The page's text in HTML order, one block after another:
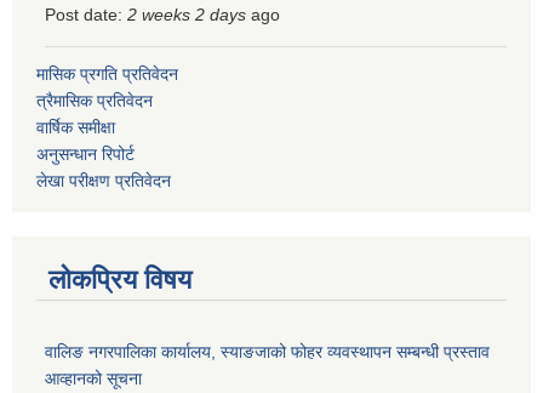
Post date: 2 weeks 2 days ago
मासिक प्रगति प्रतिवेदन
त्रैमासिक प्रतिवेदन
वार्षिक समीक्षा
अनुसन्धान रिपोर्ट
लेखा परीक्षण प्रतिवेदन
लोकप्रिय विषय
वालिङ नगरपालिका कार्यालय, स्याङजाको फोहर व्यवस्थापन सम्बन्धी प्रस्ताव
आव्हानको सूचना